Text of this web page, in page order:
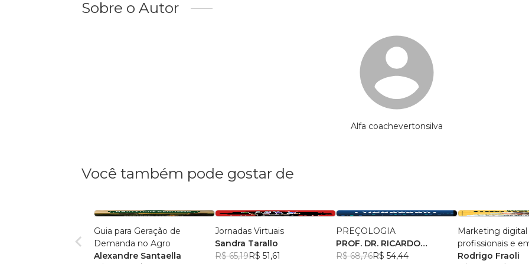
Sobre o Autor
Alfa coachevertonsilva
Você também pode gostar de
Guia para Geração de
Demanda no Agro
Alexandre Santaella
Jornadas Virtuais
Sandra Tarallo
R$ 65,19R$ 51,61
PREÇOLOGIA
PROF. DR. RICARDO
FERNANDES
R$ 68,76R$ 54,44
Marketing digital
profissionais e
agronegócio
Rodrigo Fraoli